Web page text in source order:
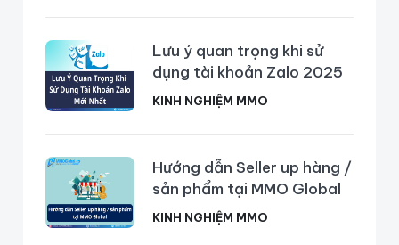
Lưu ý quan trọng khi sử
dụng tài khoản Zalo 2025
KINH NGHIỆM MMO
Hướng dẫn Seller up hàng /
sản phẩm tại MMO Global
KINH NGHIỆM MMO